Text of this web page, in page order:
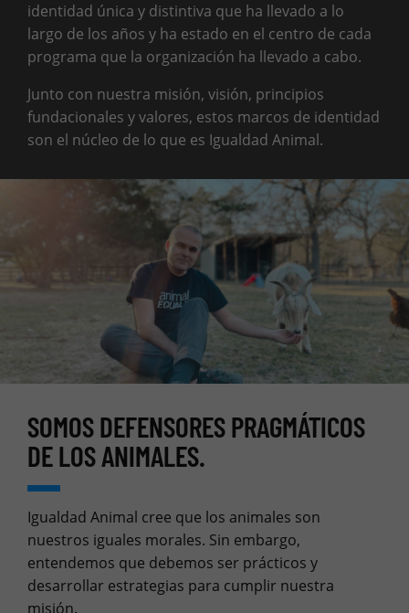
identidad única y distintiva que ha llevado a lo
largo de los años y ha estado en el centro de cada
programa que la organización ha llevado a cabo.
Junto con nuestra misión, visión, principios
fundacionales y valores, estos marcos de identidad
son el núcleo de lo que es Igualdad Animal.
SOMOS DEFENSORES PRAGMÁTICOS
DE LOS ANIMALES.
Igualdad Animal cree que los animales son
nuestros iguales morales. Sin embargo,
entendemos que debemos ser prácticos y
desarrollar estrategias para cumplir nuestra
misión.